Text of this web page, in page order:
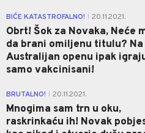
BIĆE KATASTROFALNO! 20.11.2021.
Obrt! Šok za Novaka, Neće
da brani omiljenu titulu? Na
Australijan openu ipak
samo vakcinisani!
BRUTALNO! 20.11.2021.
Mnogima sam trn u oku,
raskrinkaću ih! Novak